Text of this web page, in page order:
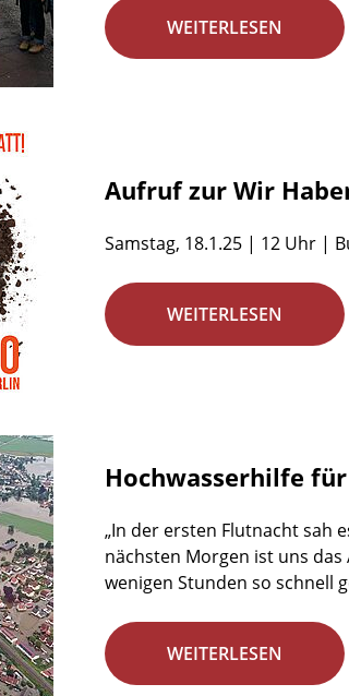
WEITERLESEN
Aufruf zur Wir
Samstag, 18.1.25 | 12 Uhr |
WEITERLESEN
Hochwasserhilfe
„In der ersten Flutnacht sah
nächsten Morgen ist uns
wenigen Stunden so schnell
WEITERLESEN